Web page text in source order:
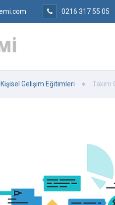
0216 317 55 05
Kişisel Gelişim Eğitimleri Takım